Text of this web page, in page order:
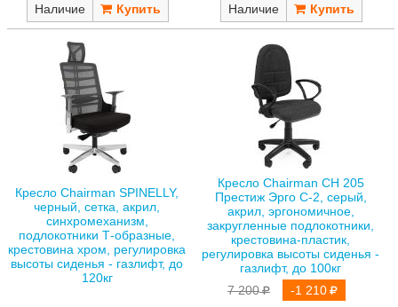
Наличие Наличие
Кресло Chairman SPINELLY,
черный, сетка, акрил,
синхромеханизм,
подлокотники Т-образные,
крестовина хром, регулировка
высоты сиденья - газлифт, до
120кг
Кресло Chairman СН 205
Престиж Эрго С-2, серый,
акрил, эргономичное,
закругленные подлокотники,
крестовина-пластик,
регулировка высоты сиденья -
газлифт, до 100кг
7 200
-1 210